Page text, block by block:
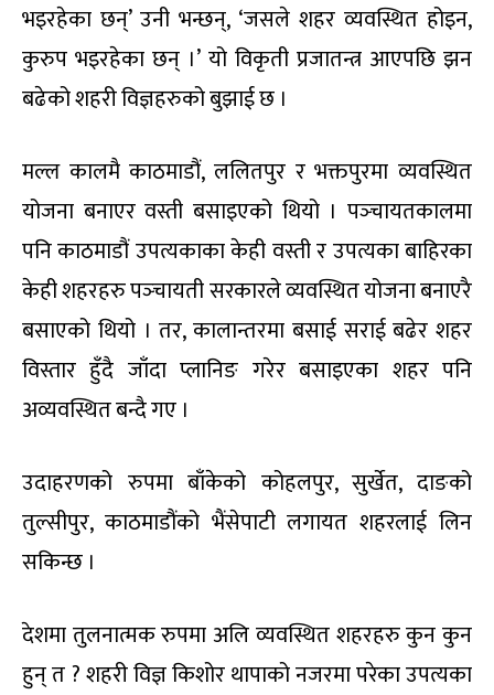
भइरहेका छन्’ उनी भन्छन्, ‘जसले शहर व्यवस्थित होइन,
कुरुप भइरहेका छन् ।’ यो विकृती प्रजातन्त्र आएपछि झन
बढेको शहरी विज्ञहरुको बुझाई छ ।
मल्ल कालमै काठमाडौं, ललितपुर र भक्तपुरमा व्यवस्थित
योजना बनाएर वस्ती बसाइएको थियो । पञ्‍चायतकालमा
पनि काठमाडौं उपत्यकाका केही वस्ती र उपत्यका बाहिरका
केही शहरहरु पञ्‍चायती सरकारले व्यवस्थित योजना बनाएरै
बसाएको थियो । तर, कालान्तरमा बसाई सराई बढेर शहर
विस्तार हुँदै जाँदा प्लानिङ गरेर बसाइएका शहर पनि
अव्यवस्थित बन्दै गए ।
उदाहरणको रुपमा बाँकेको कोहलपुर, सुर्खेत, दाङको
तुल्सीपुर, काठमाडौंको भैंसेपाटी लगायत शहरलाई लिन
सकिन्छ ।
देशमा तुलनात्मक रुपमा अलि व्यवस्थित शहरहरु कुन कुन
हुन् त ? शहरी विज्ञ किशोर थापाको नजरमा परेका उपत्यका